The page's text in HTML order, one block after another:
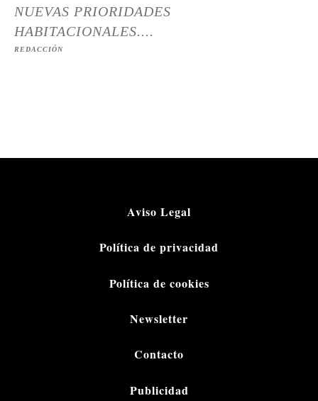
NUEVAS PRIORIDADES
HABITACIONALES....
REDACCIÓN
Aviso Legal
Política de privacidad
Política de cookies
Newsletter
Contacto
Publicidad